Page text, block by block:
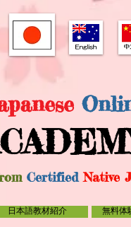
Certified Native
無料体
日本語教材紹介